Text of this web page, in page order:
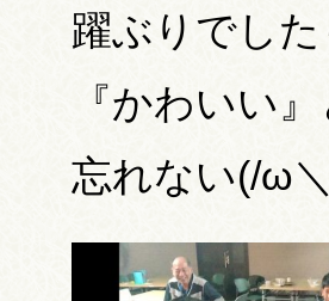
躍ぶりでした
『かわいい
忘れない(/ω